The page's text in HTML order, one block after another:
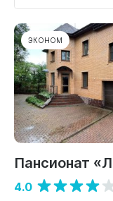
ЭКОНОМ
Пансионат
4.0